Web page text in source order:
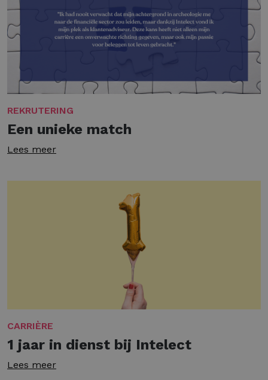
REKRUTERING
Een unieke match
Lees meer
CARRIÈRE
1 jaar in dienst bij Intelect
Lees meer